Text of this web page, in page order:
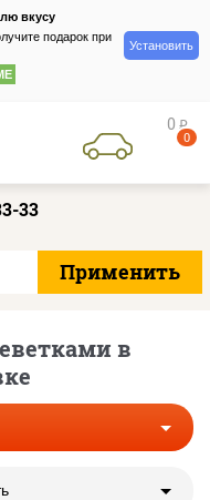
вкусу
подарок при
Установить
0 руб
0
33
в